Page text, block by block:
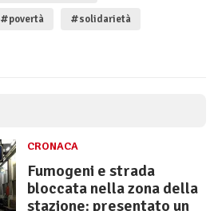
#povertà #solidarietà
CRONACA
Fumogeni e strada
bloccata nella zona della
stazione: presentato un